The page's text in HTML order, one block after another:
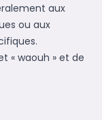
aux
ou aux
« waouh » et de